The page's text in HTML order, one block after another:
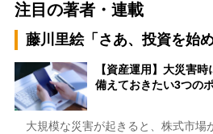
注目の著者・連載
藤川里絵「さあ、投資を始め
【資産運用】大災害
備えておきたい3つの
大規模な災害が起きると、株式市場